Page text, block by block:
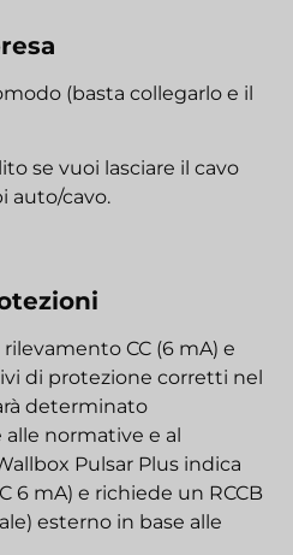
(basta collegarlo e il
se vuoi lasciare il cavo
auto/cavo.
CC (6 mA) e
di protezione corretti nel
determinato
normative e al
Pulsar Plus indica
6 mA) e richiede un RCCB
esterno in base alle